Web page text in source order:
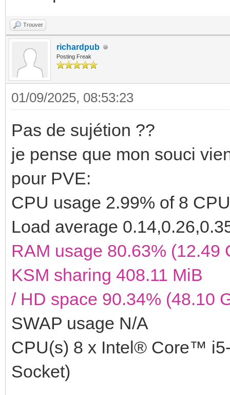
Trouver
richardpub
Posting Freak
01/09/2025, 08:53:23
Pas de sujétion ??
je pense que mon souci
pour PVE:
CPU usage 2.99% of 8
Load average
RAM usage 80.63% (12.49
KSM sharing 408.11 MiB
/ HD space 90.34% (48.10
SWAP usage N/A
CPU(s) 8 x Intel® Core™
Socket)